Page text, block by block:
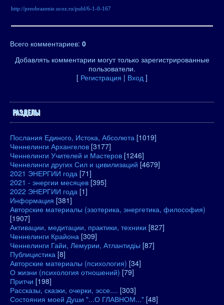
http://preobrazenie.ucoz.ru/publ/6-1-0-167
Всего комментариев: 0
Добавлять комментарии могут только зарегистрированные
пользователи.
[ Регистрация | Вход ]
РАЗДЕЛЫ
Послания Единого, Истока, Абсолюта [1019]
Ченнелинги Архангелов [3177]
Ченнелинги Учителей и Мастеров [1246]
Ченнелинги других Сил и цивилизаций [4679]
2021 ЭНЕРГИИ года [71]
2021 - энергии месяцев [395]
2022 ЭНЕРГИИ года [1]
Информация [381]
Авторские материалы (эзотерика, энергетика, философия)
[1907]
Активации, медитации, практики, техники [827]
Ченнелинги Крайона [309]
Ченнелинги Гайи, Лемурии, Атлантидіы [87]
Публицистика [8]
Авторские материалы (психология) [34]
О жизни (психология отношений) [79]
Притчи [198]
Рассказы, сказки, очерки, эссе.... [303]
Состояния моей Души "...О ГЛАВНОМ..." [48]